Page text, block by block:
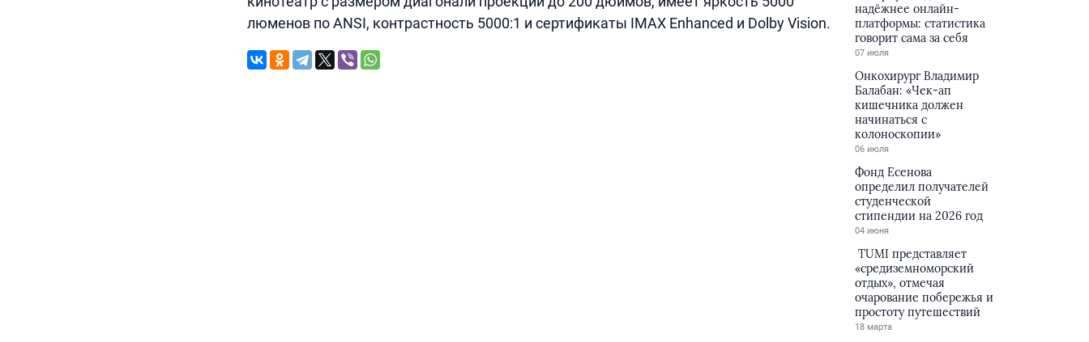
люменов по ANSI, контрастность 5000:1 и сертификаты IMAX Enhanced и Dolby Vision.
надёжнее онлайн-
платформы: статистика
говорит сама за себя
07 июля
Онкохирург Владимир
Балабан: «Чек-ап
кишечника должен
начинаться с
колоноскопии»
06 июля
Фонд Есенова
определил получателей
студенческой
стипендии на 2026 год
04 июня
TUMI представляет
«средиземноморский
отдых», отмечая
очарование побережья и
простоту путешествий
18 марта